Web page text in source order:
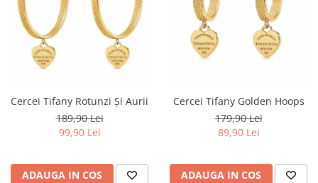
Cercei Tifany Rotunzi Și Aurii
189,90 Lei
99,90 Lei
ADAUGA IN COS
Cercei Tifany Golden Hoops
179,90 Lei
89,90 Lei
ADAUGA IN COS